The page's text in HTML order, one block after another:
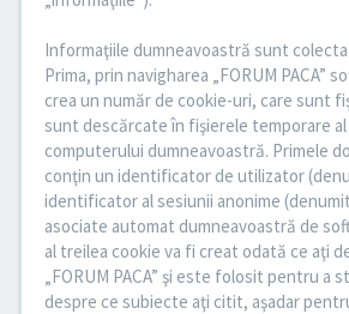
Informaţiile dumneavoastră sunt
Prima, prin navigharea „FORUM PACA”
crea un număr de cookie-uri, care sunt
sunt descărcate în fişierele temporare
computerului dumneavoastră. Primele
conţin un identificator de utilizator
identificator al sesiunii anonime
asociate automat dumneavoastră de
al treilea cookie va fi creat odată ce aţi
„FORUM PACA” şi este folosit pentru a
despre ce subiecte aţi citit, aşadar